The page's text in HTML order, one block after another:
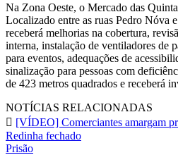
Na Zona Oeste, o Mercado das
Localizado entre as ruas Pedro Nóva
receberá melhorias na cobertura,
interna, instalação de ventiladores de
para eventos, adequações de
sinalização para pessoas com
de 423 metros quadrados e receberá
NOTÍCIAS RELACIONADAS
[VÍDEO] Comerciantes amargam
Redinha fechado
Prisão